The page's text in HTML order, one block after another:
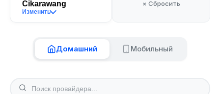
Cikarawang
Изменить
× Сбросить
Домашний Мобильный